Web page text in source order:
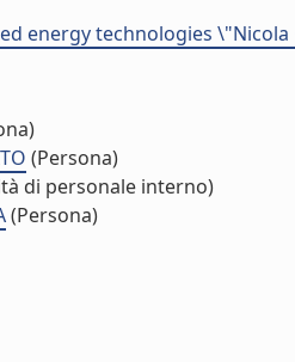
energy technologies \"Nicola
(Persona)
di personale interno)
(Persona)